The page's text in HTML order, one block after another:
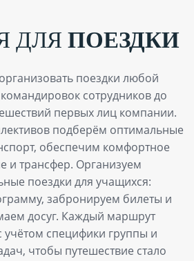
ДЛЯ ПОЕЗДКИ
поездки любой
сотрудников до
первых лиц компании.
подберём оптимальные
обеспечим комфортное
и трансфер. Организуем
поездки для учащихся:
забронируем билеты и
досуг. Каждый маршрут
учётом специфики группы и
чтобы путешествие стало